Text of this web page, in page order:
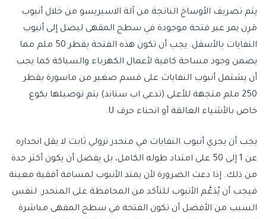
يتم تصريف الأوساخ الناتجة من آلة الاسبريسو من خلال أنبوب
مَرِن يمر عبر فتحة موجودة في سطح المقهى ليصل إلى أنبوب
النفايات بالأسفل. يجب أن تكون هذه الفتحة بقطر 50 ملم مما
يضمن وجود مساحة كافية لأعمال الكهرباء والسباكة كما يجب
أن يشتمل أنبوب النفايات على قسم صغير من ماسورة بقطر
250 ملم متجهة للأعلى (تدعى اب ستاند) يتم توصيلها بكوع
خاص بالأشياء العالقة أو انحناء حرف U.
يجب أن يجري أنبوب النفايات في منحدر نزولي ثابت لا يقل انحداره
عن 1 إلى 50 على امتداد طوله الكامل، بل يفضل أن يكون أكثر حدة
من ذلك. إذا دعت الضرورة لأن يمتد الأنبوب لمسافة أفقية معينة
فيجب أن يُدَعَّم الأنبوب للتأكد من المحافظة على المنحدر. لنفس
السبب من الأفضل أن تكون الفتحة في سطح المقهى مباشرة